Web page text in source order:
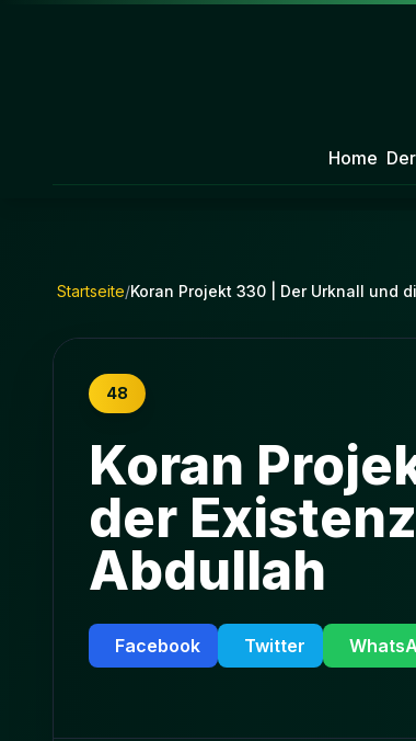
Home
Startseite/Koran Projekt 330 | Der Urknall und
48
Koran
der
Abdullah
Facebook Twitter